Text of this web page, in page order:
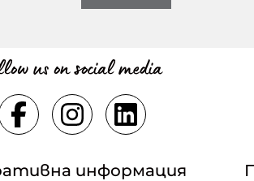
us on social media
информация